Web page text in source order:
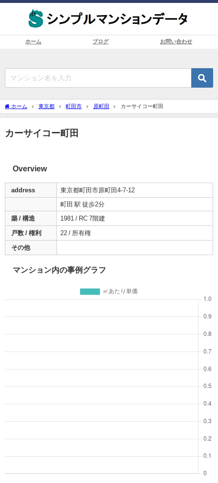
ホーム ブログ お問い合わせ
ホーム 東京都 町田市 原町田 カーサイコー町田
カーサイコー町田
Overview
address 東京都町田市原町田4-7-12
町田 駅 徒歩2分
築 / 構造 1981 / RC 7階建
戸数 / 権利 22 / 所有権
その他
マンション内の事例グラフ